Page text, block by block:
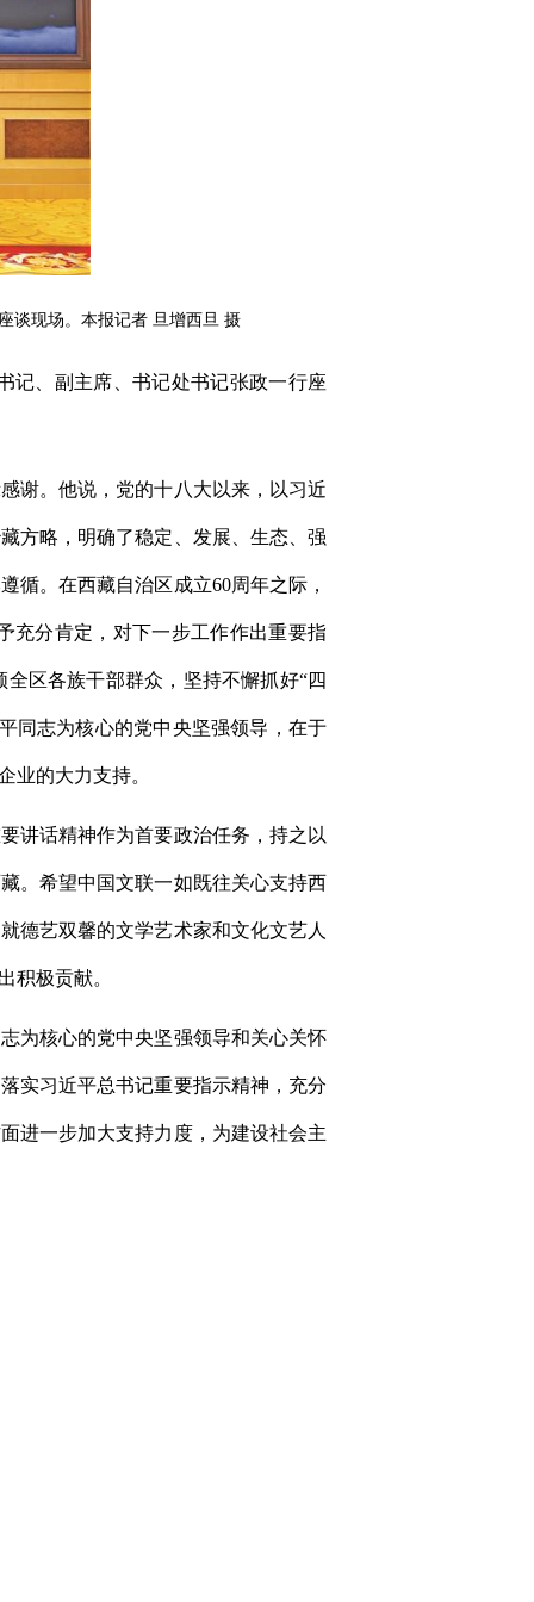
谈现场。本报记者 旦增西旦 摄
记、副主席、书记处书记张政一行座
谢。他说，党的十八大以来，以习近
方略，明确了稳定、发展、生态、强
循。在西藏自治区成立60周年之际，
充分肯定，对下一步工作作出重要指
区各族干部群众，坚持不懈抓好“四
同志为核心的党中央坚强领导，在于
业的大力支持。
讲话精神作为首要政治任务，持之以
。希望中国文联一如既往关心支持西
德艺双馨的文学艺术家和文化文艺人
积极贡献。
为核心的党中央坚强领导和关心关怀
实习近平总书记重要指示精神，充分
进一步加大支持力度，为建设社会主